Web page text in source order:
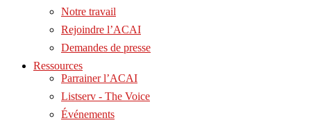
Notre travail
Rejoindre l’ACAI
Demandes de presse
Ressources
Parrainer l’ACAI
Listserv - The Voice
Événements